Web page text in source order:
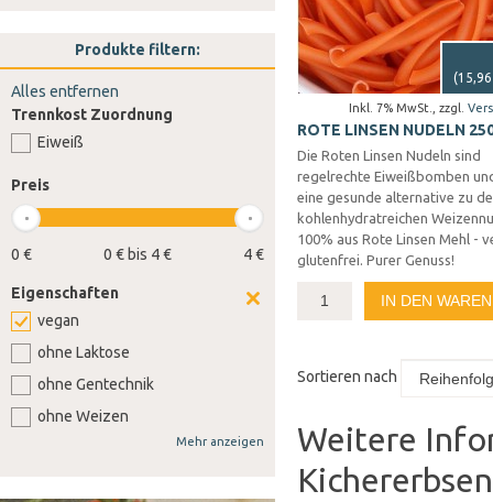
Inkl. 7% MwSt. zzgl.
(
ROTE LINSEN NUDELN
Die Roten Linsen Nudeln sind
regelrechte Eiweißbomben
eine gesunde alternative zu
kohlenhydratreichen
100% aus Rote Linsen Mehl -
glutenfrei. Purer Genuss!
IN DEN
Sortieren nach
Weitere
Produkte filtern:
Alles entfernen
Trennkost Zuordnung
Eiweiß
Preis
0 € 4 €
0 € bis 4 €
Eigenschaften
vegan
ohne Laktose
ohne Gentechnik
ohne Weizen
Mehr anzeigen